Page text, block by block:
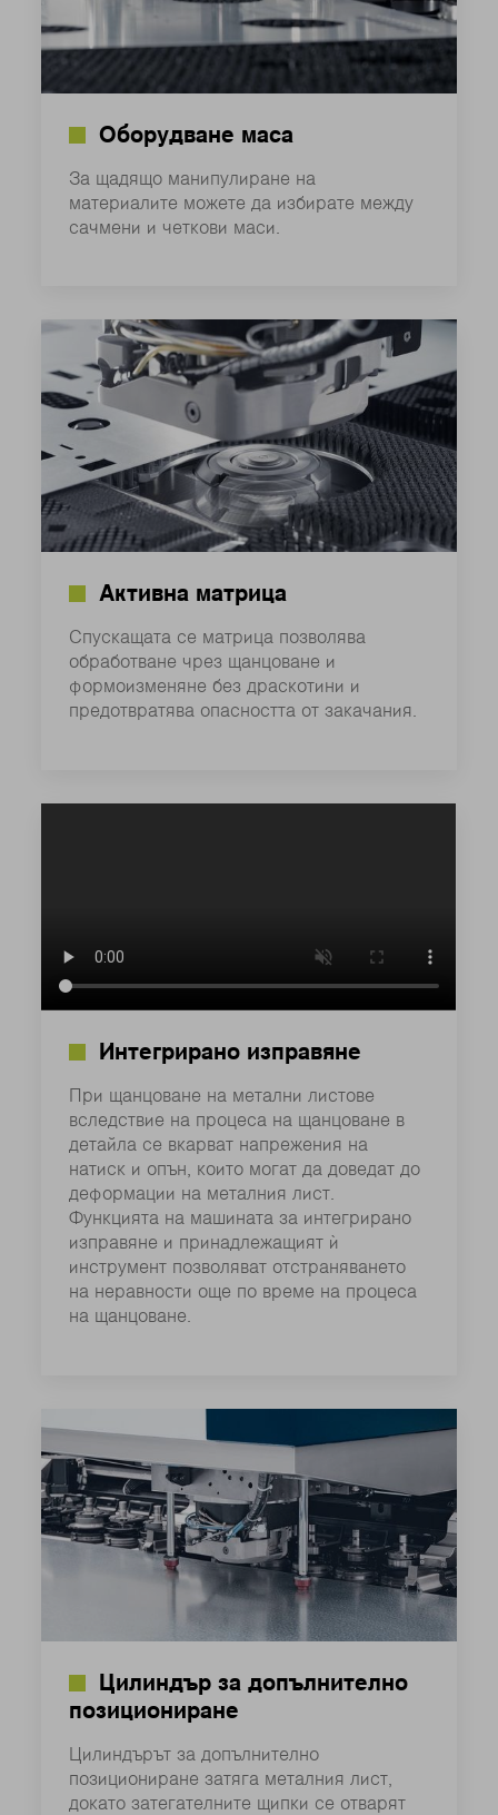
Оборудване маса
За щадящо манипулиране на
материалите можете да избирате между
сачмени и четкови маси.
Активна матрица
Спускащата се матрица позволява
обработване чрез щанцоване и
формоизменяне без драскотини и
предотвратява опасността от закачания.
Интегрирано изправяне
При щанцоване на метални листове
вследствие на процеса на щанцоване в
детайла се вкарват напрежения на
натиск и опън, които могат да доведат до
деформации на металния лист.
Функцията на машината за интегрирано
изправяне и принадлежащият ѝ
инструмент позволяват отстраняването
на неравности още по време на процеса
на щанцоване.
Цилиндър за допълнително
позициониране
Цилиндърът за допълнително
позициониране затяга металния лист,
докато затегателните щипки се отварят